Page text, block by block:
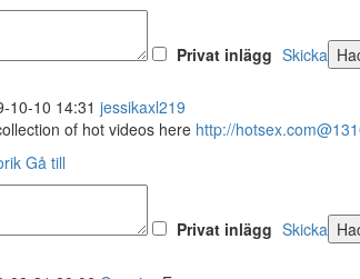
Privat inlägg Skicka
10-10 14:31 jessikaxl219
of hot videos here http://
Gå till
Privat inlägg Skicka